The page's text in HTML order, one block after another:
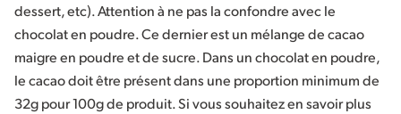
dessert, etc). Attention à ne pas la confondre avec le
chocolat en poudre. Ce dernier est un mélange de cacao
maigre en poudre et de sucre. Dans un chocolat en poudre,
le cacao doit être présent dans une proportion minimum de
32g pour 100g de produit. Si vous souhaitez en savoir plus